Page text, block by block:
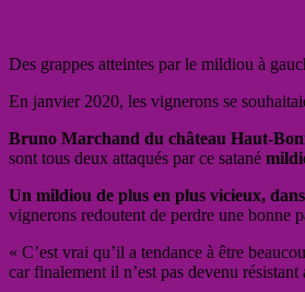
Des grappes atteintes par le mildiou à
En janvier 2020, les vignerons se
Bruno Marchand du château Haut-
sont tous deux attaqués par ce satané
Un mildiou de plus en plus vicieux,
vignerons redoutent de perdre une bonne
« C’est vrai qu’il a tendance à être
car finalement il n’est pas devenu